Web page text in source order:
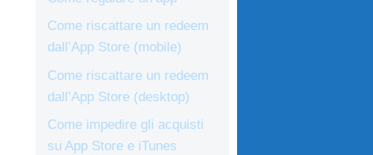
Come riscattare un redeem
dall’App Store (mobile)
Come riscattare un redeem
dall’App Store (desktop)
Come impedire gli acquisti
su App Store e iTunes